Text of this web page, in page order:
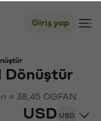
Giriş yap
Dönüştür
≈ 38,45 OGFAN
USD USD